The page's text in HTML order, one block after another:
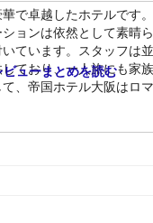
で卓越したホテルです
ンは依然として素晴
います。スタッフは
ており、一人旅にも家
帝国ホテル大阪はロ
ューまとめを読む